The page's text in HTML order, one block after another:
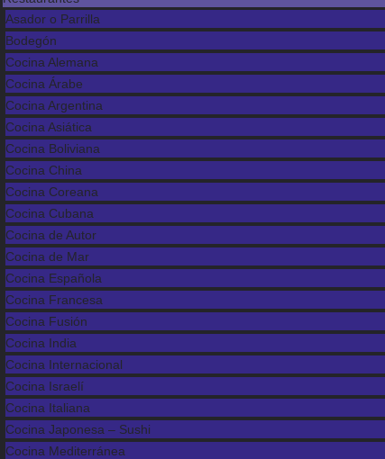
Asador o Parrilla
Bodegón
Cocina Alemana
Cocina Árabe
Cocina Argentina
Cocina Asiática
Cocina Boliviana
Cocina China
Cocina Coreana
Cocina Cubana
Cocina de Autor
Cocina de Mar
Cocina Española
Cocina Francesa
Cocina Fusión
Cocina India
Cocina Internacional
Cocina Israelí
Cocina Italiana
Cocina Japonesa – Sushi
Cocina Mediterránea